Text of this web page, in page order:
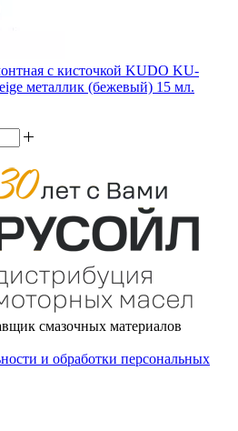
с кисточкой KUDO KU-
металлик (бежевый) 15 мл.
смазочных материалов
и обработки персональных